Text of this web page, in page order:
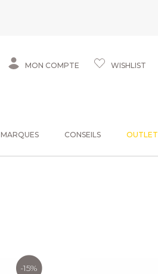
MON COMPTE WISHLIST
MARQUES CONSEILS OUTLET
-15%